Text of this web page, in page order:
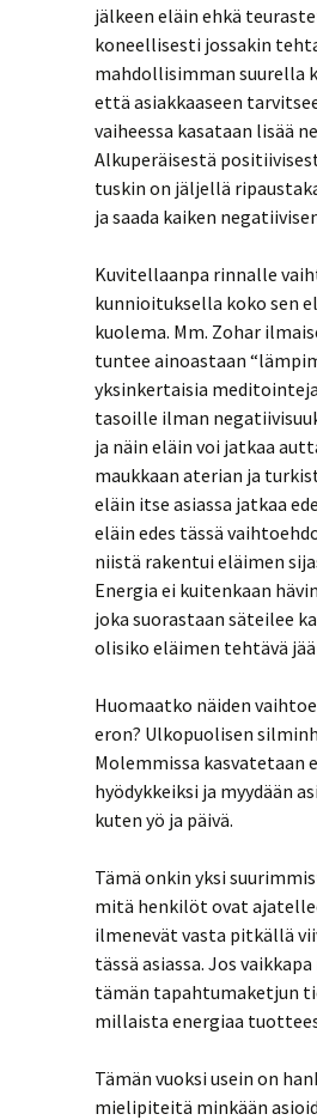
jälkeen eläin ehkä
koneellisesti jossakin
mahdollisimman suurella
että asiakkaaseen
vaiheessa kasataan lisää
Alkuperäisestä
tuskin on jäljellä
ja saada kaiken
Kuvitellaanpa rinnalle
kunnioituksella koko sen
kuolema. Mm. Zohar
tuntee ainoastaan
yksinkertaisia
tasoille ilman
ja näin eläin voi jatkaa
maukkaan aterian ja
eläin itse asiassa jatkaa
eläin edes tässä
niistä rakentui eläimen
Energia ei kuitenkaan
joka suorastaan säteilee
olisiko eläimen tehtävä
Huomaatko näiden
eron? Ulkopuolisen
Molemmissa kasvatetaan
hyödykkeiksi ja myydään
kuten yö ja päivä.
Tämä onkin yksi
mitä henkilöt ovat
ilmenevät vasta pitkällä
tässä asiassa. Jos
tämän tapahtumaketjun
millaista energiaa
Tämän vuoksi usein on
mielipiteitä minkään